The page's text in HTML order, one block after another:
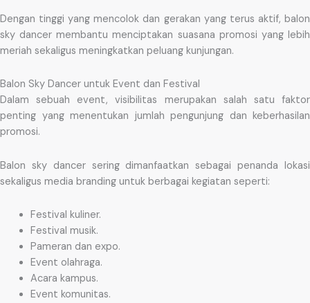
Dengan tinggi yang mencolok dan gerakan yang terus aktif, balon
sky dancer membantu menciptakan suasana promosi yang lebih
meriah sekaligus meningkatkan peluang kunjungan.
Balon Sky Dancer untuk Event dan Festival
Dalam sebuah event, visibilitas merupakan salah satu faktor
penting yang menentukan jumlah pengunjung dan keberhasilan
promosi.
Balon sky dancer sering dimanfaatkan sebagai penanda lokasi
sekaligus media branding untuk berbagai kegiatan seperti:
Festival kuliner.
Festival musik.
Pameran dan expo.
Event olahraga.
Acara kampus.
Event komunitas.